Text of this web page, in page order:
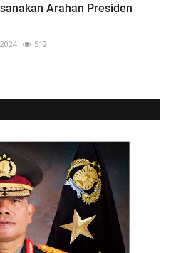
Arahan Presiden
512